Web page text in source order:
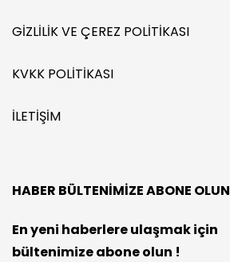
GIZLILIK VE ÇEREZ POLITIKASI
KVKK POLITIKASI
İLETIŞIM
HABER BÜLTENIMIZE ABONE OLUN
En yeni haberlere ulaşmak için
bültenimize abone olun !